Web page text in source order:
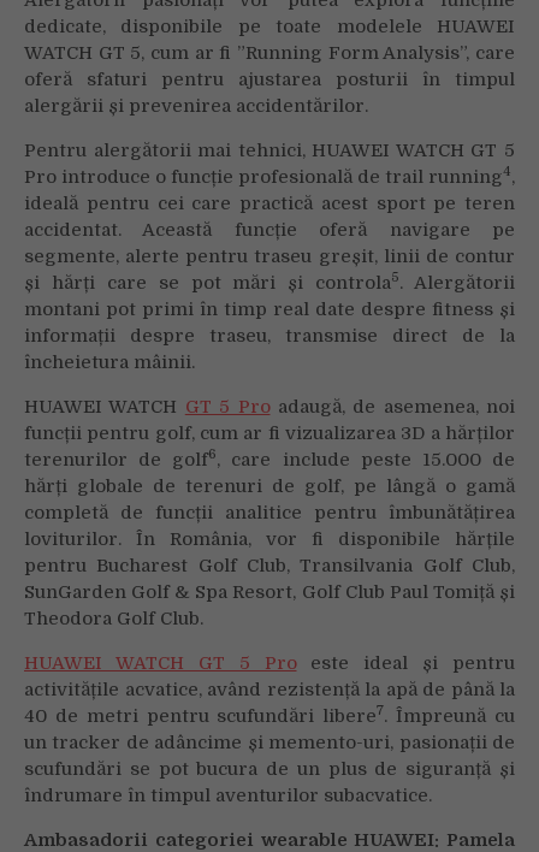
dedicate, disponibile pe toate modelele HUAWEI
WATCH GT 5, cum ar fi ”Running Form Analysis”, care
oferă sfaturi pentru ajustarea posturii în timpul
alergării și prevenirea accidentărilor.
Pentru alergătorii mai tehnici, HUAWEI WATCH GT 5
Pro introduce o funcție profesională de trail running4,
ideală pentru cei care practică acest sport pe teren
accidentat. Această funcție oferă navigare pe
segmente, alerte pentru traseu greșit, linii de contur
și hărți care se pot mări și controla5. Alergătorii
montani pot primi în timp real date despre fitness și
informații despre traseu, transmise direct de la
încheietura mâinii.
HUAWEI WATCH GT 5 Proadaugă, de asemenea, noi
funcții pentru golf, cum ar fi vizualizarea 3D a hărților
terenurilor de golf6, care include peste 15.000 de
hărți globale de terenuri de golf, pe lângă o gamă
completă de funcții analitice pentru îmbunătățirea
loviturilor. În România, vor fi disponibile hărțile
pentru Bucharest Golf Club, Transilvania Golf Club,
SunGarden Golf & Spa Resort, Golf Club Paul Tomiță și
Theodora Golf Club.
HUAWEI WATCH GT 5 Proeste ideal și pentru
activitățile acvatice, având rezistență la apă de până la
40 de metri pentru scufundări libere7. Împreună cu
un tracker de adâncime și memento-uri, pasionații de
scufundări se pot bucura de un plus de siguranță și
îndrumare în timpul aventurilor subacvatice.
Ambasadorii categoriei wearable HUAWEI: Pamela